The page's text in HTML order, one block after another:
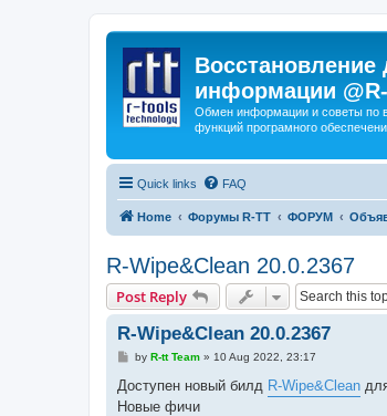
Восстановление
информации
Обмен информации и советы по
функций програмного
Quick links FAQ
Home Форумы R-TT ФОРУМ
R-Wipe&Clean 20.0.2367
Post Reply
R-Wipe&Clean 20.0.2367
P
s
by R-tt Team» 10 Aug 2022, 23:17
Доступен новый билд R-Wipe&Clean
Новые фичи